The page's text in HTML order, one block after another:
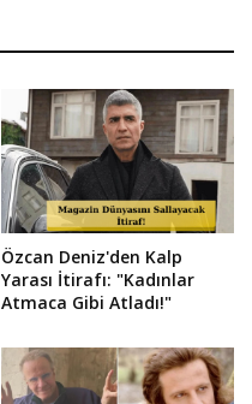
Özcan Deniz'den Kalp
Yarası İtirafı: "Kadınlar
Atmaca Gibi Atladı!"